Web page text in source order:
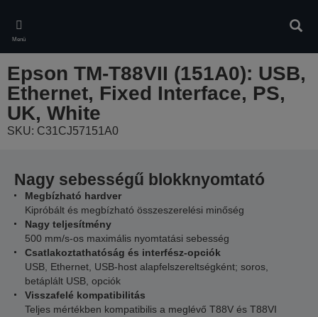
main
content
Menü
Epson TM-T88VII (151A0): USB,
Ethernet, Fixed Interface, PS,
UK, White
SKU: C31CJ57151A0
Nagy sebességű blokknyomtató
Megbízható hardver
Kipróbált és megbízható összeszerelési minőség
Nagy teljesítmény
500 mm/s-os maximális nyomtatási sebesség
Csatlakoztathatóság és interfész-opciók
USB, Ethernet, USB-host alapfelszereltségként; soros,
betáplált USB, opciók
Visszafelé kompatibilitás
Teljes mértékben kompatibilis a meglévő T88V és T88VI